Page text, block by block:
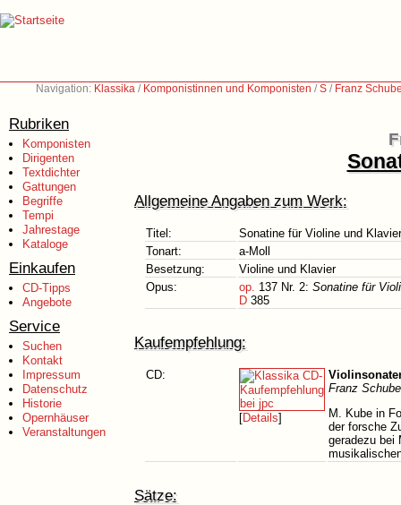
Navigation: Klassika / Komponistinnen und Komponisten /S / Franz
Rubriken
Komponisten
Dirigenten
Textdichter
Gattungen
Begriffe
Tempi
Jahrestage
Kataloge
Einkaufen
CD-Tipps
Angebote
Service
Suchen
Kontakt
Impressum
Datenschutz
Historie
Opernhäuser
Veranstaltungen
Allgemeine Angaben zum Werk:
Titel:
Sonatine für Violine und Klavier
Tonart:
a-Moll
Besetzung:
Violine und Klavier
Opus:
op. 137 Nr. 2: Sonatine für
D 385
Kaufempfehlung:
CD:
[Details]
Franz
M. Kube in
der forsche
geradezu bei
Sätze: